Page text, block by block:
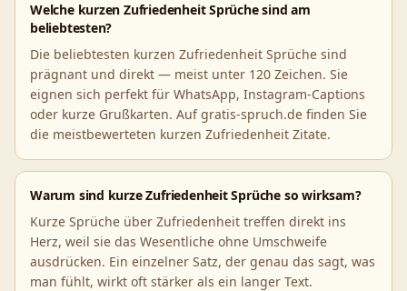
Welche kurzen Zufriedenheit Sprüche sind am
beliebtesten?
Die beliebtesten kurzen Zufriedenheit Sprüche sind
prägnant und direkt — meist unter 120 Zeichen. Sie
eignen sich perfekt für WhatsApp, Instagram-Captions
oder kurze Grußkarten. Auf gratis-spruch.de finden Sie
die meistbewerteten kurzen Zufriedenheit Zitate.
Warum sind kurze Zufriedenheit Sprüche so wirksam?
Kurze Sprüche über Zufriedenheit treffen direkt ins
Herz, weil sie das Wesentliche ohne Umschweife
ausdrücken. Ein einzelner Satz, der genau das sagt, was
man fühlt, wirkt oft stärker als ein langer Text.